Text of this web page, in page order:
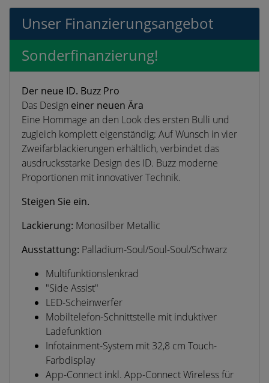
Unser Finanzierungsangebot
Sonderfinanzierung!
Der neue ID. Buzz Pro
Das Design einer neuen Ära
Eine Hommage an den Look des ersten Bulli und
zugleich komplett eigenständig: Auf Wunsch in vier
Zweifarblackierungen erhältlich, verbindet das
ausdrucksstarke Design des ID. Buzz moderne
Proportionen mit innovativer Technik.
Steigen Sie ein.
Lackierung: Monosilber Metallic
Ausstattung: Palladium-Soul/Soul-Soul/Schwarz
Multifunktionslenkrad
"Side Assist"
LED-Scheinwerfer
Mobiltelefon-Schnittstelle mit induktiver
Ladefunktion
Infotainment-System mit 32,8 cm Touch-
Farbdisplay
App-Connect inkl. App-Connect Wireless für